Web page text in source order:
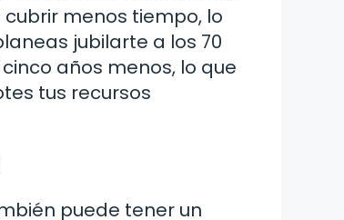
menos tiempo, lo
jubilarte a los 70
años menos, lo que
tus recursos
puede tener un